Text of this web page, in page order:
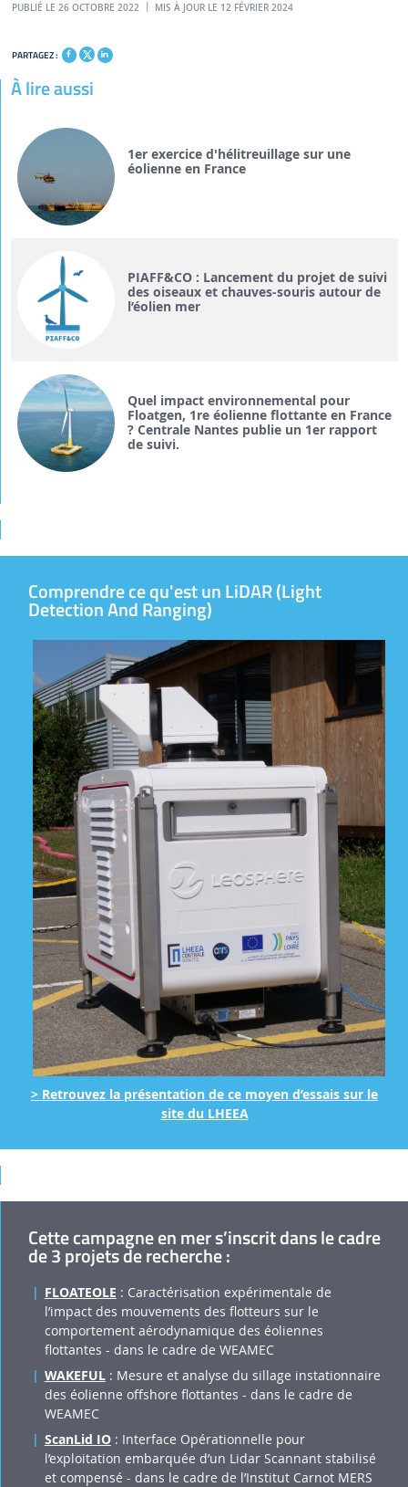
PUBLIÉ LE 26 OCTOBRE 2022 MIS À JOUR LE 12 FÉVRIER 2024
PARTAGEZ :
À lire aussi
1er exercice d'hélitreuillage sur une
éolienne en France
PIAFF&CO : Lancement du projet de suivi
des oiseaux et chauves-souris autour de
l’éolien mer
Quel impact environnemental pour
Floatgen, 1re éolienne flottante en France
? Centrale Nantes publie un 1er rapport
de suivi.
Comprendre ce qu'est un LiDAR (Light
Detection And Ranging)
> Retrouvez la présentation de ce moyen d’essais sur le
site du LHEEA
Cette campagne en mer s’inscrit dans le cadre
de 3 projets de recherche :
FLOATEOLE : Caractérisation expérimentale de
l’impact des mouvements des flotteurs sur le
comportement aérodynamique des éoliennes
flottantes - dans le cadre de WEAMEC
WAKEFUL: Mesure et analyse du sillage instationnaire
des éolienne offshore flottantes - dans le cadre de
WEAMEC
ScanLid IO: Interface Opérationnelle pour
l’exploitation embarquée d’un Lidar Scannant stabilisé
et compensé - dans le cadre de l’Institut Carnot MERS